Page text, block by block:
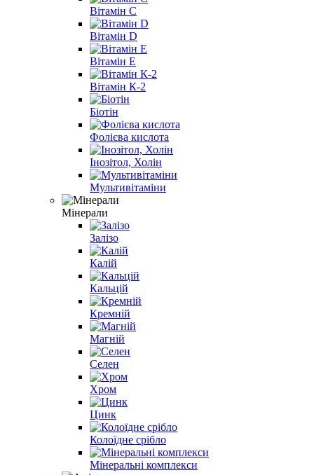
Вітамін С
Вітамін D
Вітамін E
Вітамін К-2
Біотін
Фолієва кислота
Інозітол, Холін
Мультивітаміни
Мінерали
Залізо
Калій
Кальцій
Кремній
Магній
Селен
Хром
Цинк
Колоїдне срібло
Мінеральні комплекси